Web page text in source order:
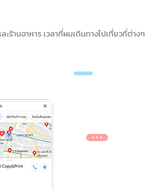
านอาหาร เวลาที่ผมเดินทางไปเที่ยวที่ต่างๆ